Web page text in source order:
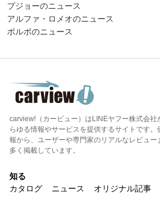
プジョーのニュース
アルファ・ロメオのニュース
ボルボのニュース
carview!（カービュー）はLINEヤフー株式会社
らゆる情報やサービスを提供するサイトです
報から、ユーザーや専門家のリアルなレビュ
多く掲載しています。
知る
カタログ
ニュース オリジナル記事